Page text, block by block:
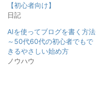
【初心者向け】
日記
AIを使ってブログを書く方法
～50代60代の初心者でもで
きるやさしい始め方
ノウハウ